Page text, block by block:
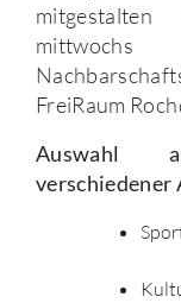
FreiRaum
Auswahl
verschiedener